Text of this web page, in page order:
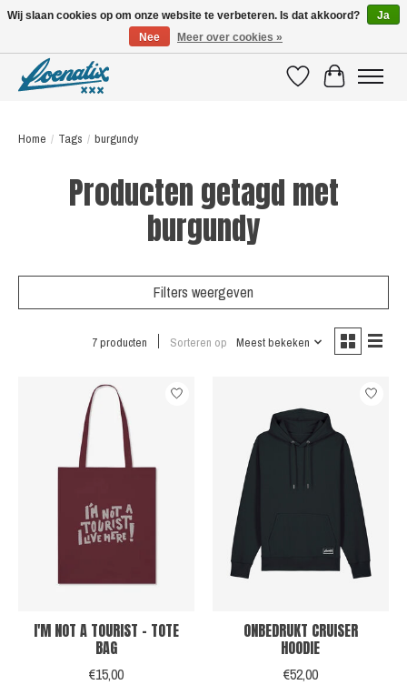
VerlanglijstWinkelwagen
Home / Tags / burgundy
Producten getagd met
burgundy
Filters weergeven
7 producten Sorteren op Meest bekeken
I'M NOT A TOURIST - TOTE
BAG
€15,00
ONBEDRUKT CRUISER
HOODIE
€52,00
Wij slaan cookies op om onze website te verbeteren. Is dat akkoord?
Ja
Nee
Meer over cookies »